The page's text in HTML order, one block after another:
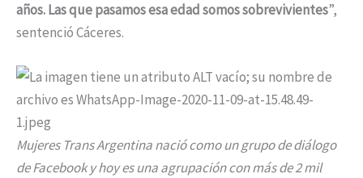
años.Las que pasamos esa edad somos sobrevivientes”,
sentenció Cáceres.
Mujeres Trans Argentina nació como un grupo de diálogo
de Facebook y hoy es una agrupación con más de 2 mil